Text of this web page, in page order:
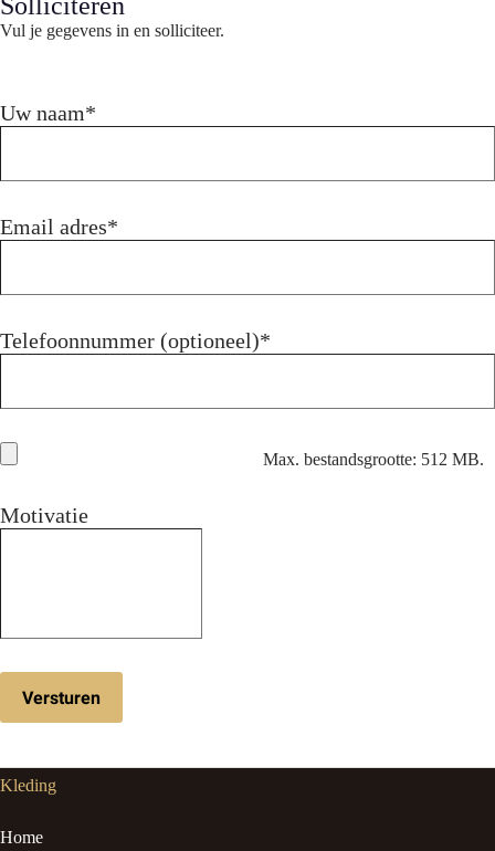
Solliciteren
Vul je gegevens in en solliciteer.
Uw naam*
Email adres*
Telefoonnummer (optioneel)*
Max. bestandsgrootte: 512 MB.
Motivatie
Kleding
Home